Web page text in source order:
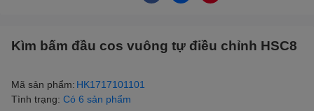
Kìm bấm đầu cos vuông tự điều chỉnh HSC8
Mã sản phẩm: HK1717101101
Tình trạng: Có 6 sản phẩm